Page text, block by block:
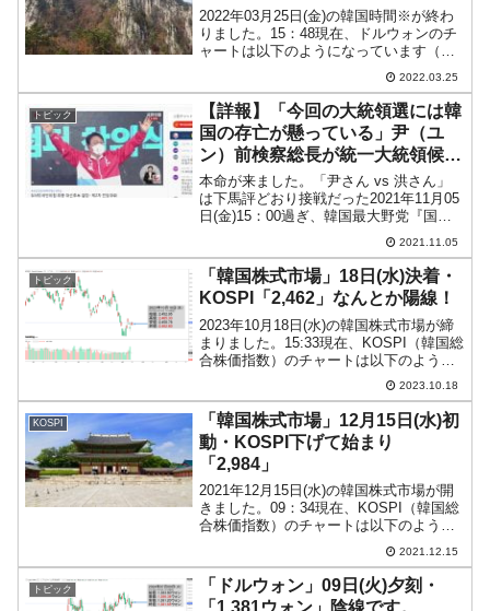
2022年03月25日(金)の韓国時間※が終わ
りました。15：48現在、ドルウォンのチ
ャートは以下のようになっています（チ
ャートは『Investing.com』より引用）。
下ヒゲが長くなりました。いまだ陰線で
すが底からは跳ね返っています。現...
2022.03.25
トピック
【詳報】「今回の大統領選には韓
国の存亡が懸っている」尹（ユ
ン）前検察総長が統一大統領候補
に
本命が来ました。「尹さん vs 洪さん」
は下馬評どおり接戦だった2021年11月05
日(金)15：00過ぎ、韓国最大野党『国民
の力』が統一大統領候補を選ぶ最終選挙
の結果を公表しました。結果は、尹錫悦
（ユン・ソギョル）前検察総長が第1位と
なり...
2021.11.05
トピック
「韓国株式市場」18日(水)決着・
KOSPI「2,462」なんとか陽線！
2023年10月18日(水)の韓国株式市場が締
まりました。15:33現在、KOSPI（韓国総
合株価指数）のチャートは以下のように
『Investing.com』より引用）。なんとか
陽線を維持しました。危なかったです
が、...
2023.10.18
KOSPI
「韓国株式市場」12月15日(水)初
動・KOSPI下げて始まり
「2,984」
2021年12月15日(水)の韓国株式市場が開
きました。09：34現在、KOSPI（韓国総
合株価指数）のチャートは以下のように
『Investing.com』より引用）。本日も下
げて始まりました。現在は陽線ですが上
値は...
2021.12.15
トピック
「ドルウォン」09日(火)夕刻・
「1,381ウォン」陰線です。